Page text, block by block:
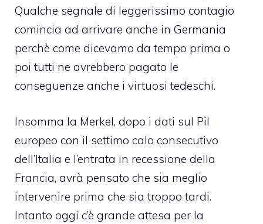
Qualche segnale di leggerissimo contagio
comincia ad arrivare anche in Germania
perchè come dicevamo da tempo prima o
poi tutti ne avrebbero pagato le
conseguenze anche i virtuosi tedeschi.
Insomma la Merkel, dopo i dati sul Pil
europeo con il settimo calo consecutivo
dell’Italia e l’entrata in recessione della
Francia, avrà pensato che sia meglio
intervenire prima che sia troppo tardi.
Intanto oggi c’è grande attesa per la